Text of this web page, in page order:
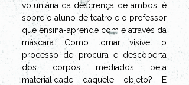
voluntária da descrença de ambos, é
sobre o aluno de teatro e o professor
que ensina-aprende com e através da
máscara. Como tornar visível o
processo de procura e descoberta
dos corpos mediados pela
materialidade daquele objeto? E